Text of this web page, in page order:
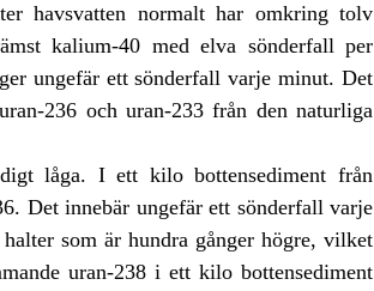
havsvatten normalt har omkring tolv
kalium-40 med elva sönderfall per
ungefär ett sönderfall varje minut. Det
236 och uran-233 från den naturliga
låga. I ett kilo bottensediment från
Det innebär ungefär ett sönderfall varje
som är hundra gånger högre, vilket
uran-238 i ett kilo bottensediment